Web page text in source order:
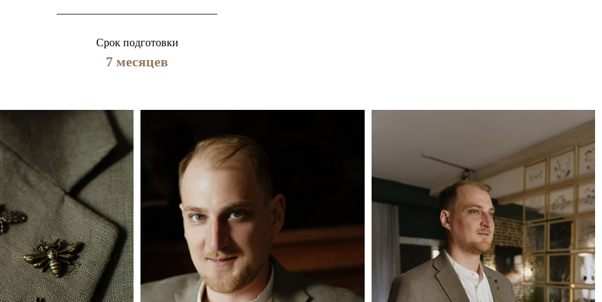
Срок подготовки
7 месяцев